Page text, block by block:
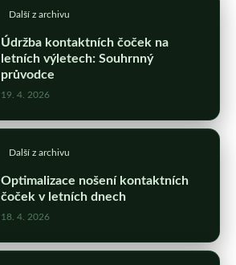
Další z archivu
Údržba kontaktních čoček na
letních výletech: Souhrnný
průvodce
19. 4. 2026
Další z archivu
Optimalizace nošení kontaktních
čoček v letních dnech
18. 4. 2026